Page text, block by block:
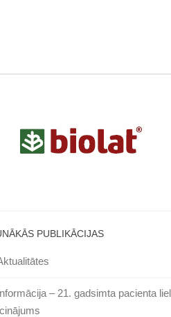
PUBLIKĀCIJAS
– 21. gadsimta pacienta